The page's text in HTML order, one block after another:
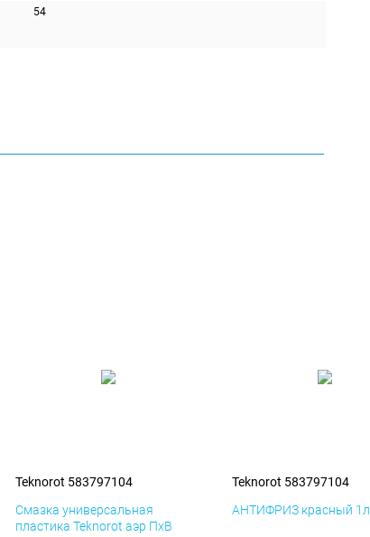
54
Teknorot 583797104
Смазка универсальная
пластика Teknorot аэр ПхВ
Teknorot 583797104
АНТИФРИЗ красный 1л.